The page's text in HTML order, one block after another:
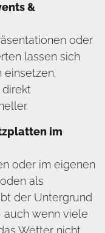
&
oder
lassen sich
im
oder im eigenen
als
der Untergrund
wenn viele
Wetter nicht